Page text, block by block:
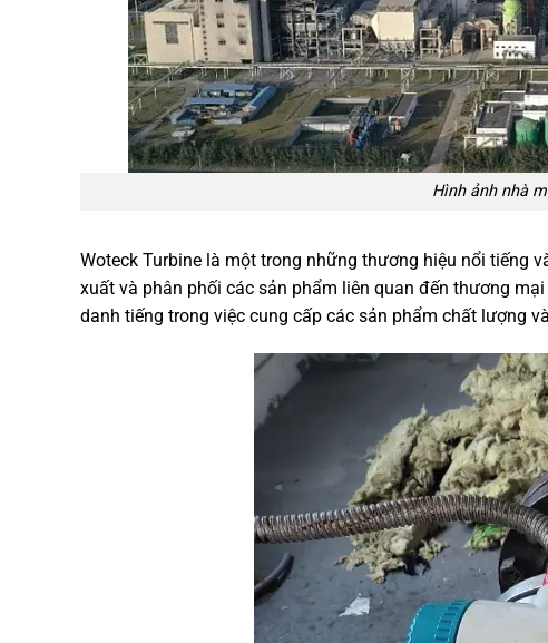
Hình ảnh nhà
Woteck Turbine là một trong những thương hiệu nổi tiếng
xuất và phân phối các sản phẩm liên quan đến thương
danh tiếng trong việc cung cấp các sản phẩm chất lượng